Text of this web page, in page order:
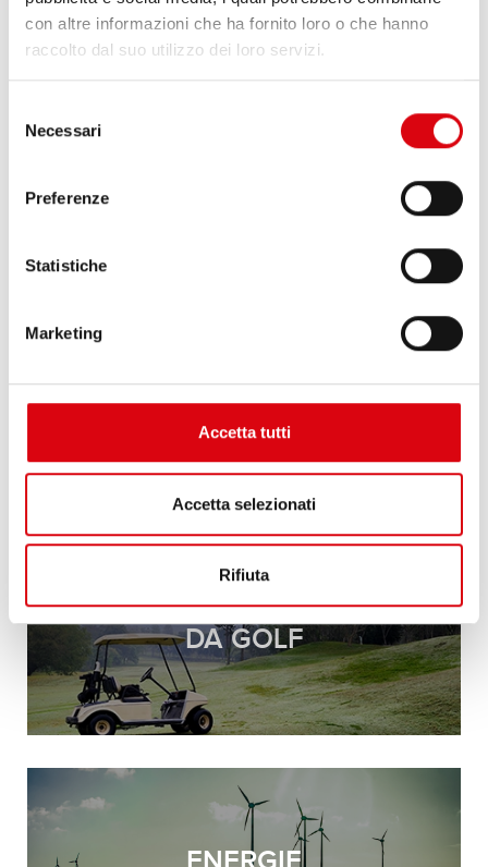
con altre informazioni che ha fornito loro o che hanno
raccolto dal suo utilizzo dei loro servizi.
delNecessari
Preferenze
Statistiche
Marketing
Accetta tutti
Accetta selezionati
Rifiuta
D’ALLARME
CADDY/CART
DA GOLF